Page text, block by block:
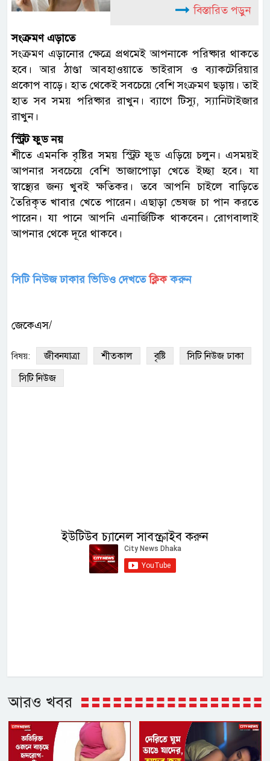
বিস্তারিত পড়ুন
সংক্রমণ এড়াতে
সংক্রমণ এড়ানোর ক্ষেত্রে প্রথমেই আপনাকে পরিষ্কার থাকতে
হবে। আর ঠাণ্ডা আবহাওয়াতে ভাইরাস ও ব্যাকটেরিয়ার
প্রকোপ বাড়ে। হাত থেকেই সবচেয়ে বেশি সংক্রমণ ছড়ায়। তাই
হাত সব সময় পরিষ্কার রাখুন। ব্যাগে টিস্যু, স্যানিটাইজার
রাখুন।
স্ট্রিট ফুড নয়
শীতে এমনকি বৃষ্টির সময় স্ট্রিট ফুড এড়িয়ে চলুন। এসময়ই
আপনার সবচেয়ে বেশি ভাজাপোড়া খেতে ইচ্ছা হবে। যা
স্বাস্থ্যের জন্য খুবই ক্ষতিকর। তবে আপনি চাইলে বাড়িতে
তৈরিকৃত খাবার খেতে পারেন। এছাড়া ভেষজ চা পান করতে
পারেন। যা পানে আপনি এনার্জিটিক থাকবেন। রোগবালাই
আপনার থেকে দূরে থাকবে।
সিটি নিউজ ঢাকার ভিডিও দেখতেক্লিককরুন
জেকেএস/
বিষয়: জীবনযাত্রা শীতকাল বৃষ্টি
সিটি নিউজ ঢাকা
সিটি নিউজ
ইউটিউব চ্যানেল সাবস্ক্রাইব করুন
আরও খবর